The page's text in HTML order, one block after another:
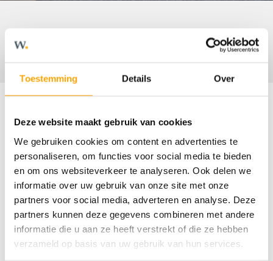
Toestemming Details Over
Deze website maakt gebruik van cookies
We gebruiken cookies om content en advertenties te
personaliseren, om functies voor social media te bieden
en om ons websiteverkeer te analyseren. Ook delen we
informatie over uw gebruik van onze site met onze
partners voor social media, adverteren en analyse. Deze
partners kunnen deze gegevens combineren met andere
informatie die u aan ze heeft verstrekt of die ze hebben
verzameld op basis van uw gebruik van hun services.
Omschrijving
Hoekwoning - type C1
- Energielabel A
- Ideale gezinswoning
- Inclusief berging in de tuin
- Mogelijkheid voor extra slaapkamer op